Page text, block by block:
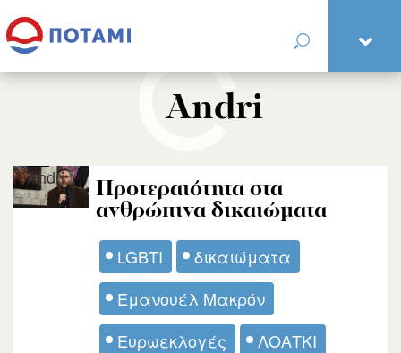
Andri
Προτεραιότητα στα
ανθρώπινα δικαιώματα
LGBTI
δικαιώματα
Εμανουέλ Μακρόν
Ευρωεκλογές
ΛΟΑΤΚΙ
Andri